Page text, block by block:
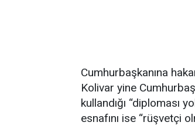
Cumhurbaşkanına
Kolivar yine
kullandığı “diploması
esnafını ise “rüşvetçi